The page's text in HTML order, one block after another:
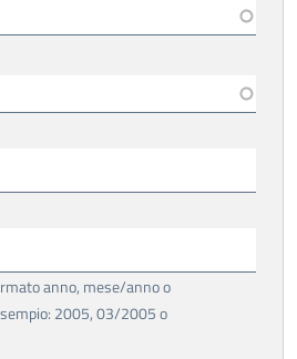
anno, mese/anno o
2005, 03/2005 o